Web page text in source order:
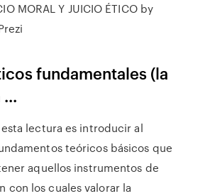
MORAL Y JUICIO ÉTICO by
fundamentales (la
lectura es introducir al
teóricos básicos que
aquellos instrumentos de
con los cuales valorar la